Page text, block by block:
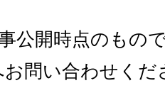
公開時点のもの
問い合わせくだ